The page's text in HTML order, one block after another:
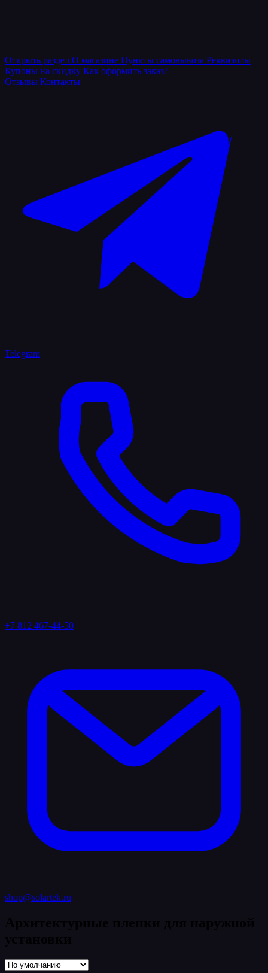
Открыть раздел О магазине Пункты самовывоза Реквизиты
Купоны на скидку Как оформить заказ?
Отзывы Контакты
Telegram
+7 812 467-44-50
shop@solartek.ru